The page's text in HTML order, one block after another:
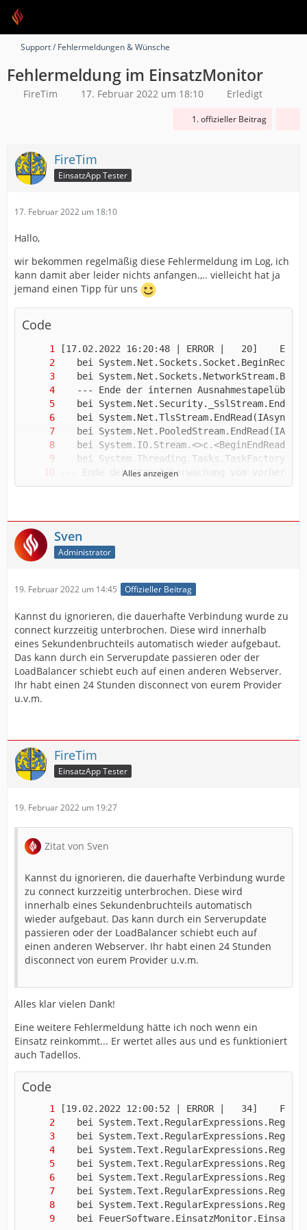
Support / Fehlermeldungen & Wünsche
Fehlermeldung im EinsatzMonitor
FireTim 17. Februar 2022 um 18:10 Erledigt
1. offizieller Beitrag
FireTim
EinsatzApp Tester
17. Februar 2022 um 18:10
Hallo,
wir bekommen regelmäßig diese Fehlermeldung im Log, ich
kann damit aber leider nichts anfangen.,.. vielleicht hat ja
jemand einen Tipp für uns
Code
Alles anzeigen
Sven
Administrator
19. Februar 2022 um 14:45 Offizieller Beitrag
Kannst du ignorieren, die dauerhafte Verbindung wurde zu
connect kurzzeitig unterbrochen. Diese wird innerhalb
eines Sekundenbruchteils automatisch wieder aufgebaut.
Das kann durch ein Serverupdate passieren oder der
LoadBalancer schiebt euch auf einen anderen Webserver.
Ihr habt einen 24 Stunden disconnect von eurem Provider
u.v.m.
FireTim
EinsatzApp Tester
19. Februar 2022 um 19:27
Zitat von Sven
Kannst du ignorieren, die dauerhafte Verbindung wurde
zu connect kurzzeitig unterbrochen. Diese wird
innerhalb eines Sekundenbruchteils automatisch
wieder aufgebaut. Das kann durch ein Serverupdate
passieren oder der LoadBalancer schiebt euch auf
einen anderen Webserver. Ihr habt einen 24 Stunden
disconnect von eurem Provider u.v.m.
Alles klar vielen Dank!
Eine weitere Fehlermeldung hätte ich noch wenn ein
Einsatz reinkommt... Er wertet alles aus und es funktioniert
auch Tadellos.
Code
bei